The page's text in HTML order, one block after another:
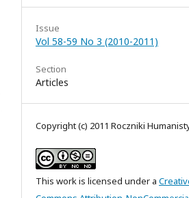
Issue
Vol 58-59 No 3 (2010-2011)
Section
Articles
Copyright (c) 2011 Roczniki
This work is licensed under a